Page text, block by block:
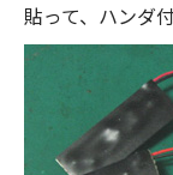
貼って、ハンダ